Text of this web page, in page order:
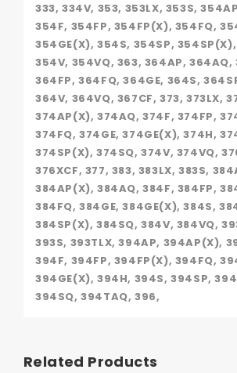
333, 334V, 353, 353LX, 353S,
354F, 354FP, 354FP(X), 354FQ,
354GE(X), 354S, 354SP,
354V, 354VQ, 363, 364AP, 364AQ,
364FP, 364FQ, 364GE, 364S,
364V, 364VQ, 367CF, 373, 373LX,
374AP(X), 374AQ, 374F, 374FP,
374FQ, 374GE, 374GE(X), 374H,
374SP(X), 374SQ, 374V, 374VQ,
376XCF, 377, 383, 383LX, 383S,
384AP(X), 384AQ, 384F, 384FP,
384FQ, 384GE, 384GE(X), 384S,
384SP(X), 384SQ, 384V, 384VQ,
393S, 393TLX, 394AP, 394AP(X),
394F, 394FP, 394FP(X), 394FQ,
394GE(X), 394H, 394S, 394SP,
394SQ, 394TAQ, 396,
Related Products